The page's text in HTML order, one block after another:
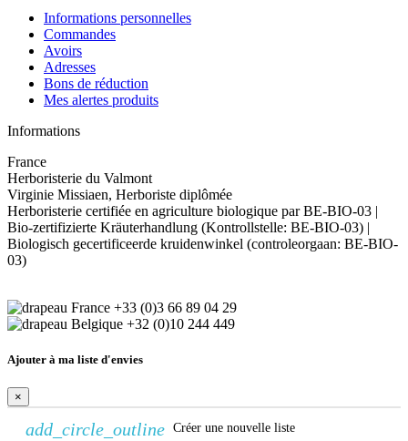
Informations personnelles
Commandes
Avoirs
Adresses
Bons de réduction
Mes alertes produits
Informations
France
Herboristerie du Valmont
Virginie Missiaen, Herboriste diplômée
Herboristerie certifiée en agriculture biologique par BE-BIO-03 |
Bio-zertifizierte Kräuterhandlung (Kontrollstelle: BE-BIO-03) |
Biologisch gecertificeerde kruidenwinkel (controleorgaan: BE-BIO-
03)
+33 (0)3 66 89 04 29
+32 (0)10 244 449
Ajouter à ma liste d'envies
×
add_circle_outline Créer une nouvelle liste